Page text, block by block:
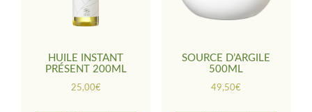
HUILE INSTANT
PRÉSENT 200ML
25,00€
SOURCE D’ARGILE
500ML
49,50€